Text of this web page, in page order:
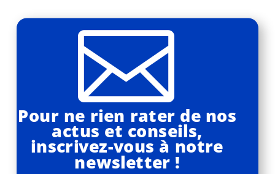

Pour ne rien rater de nos
actus et conseils,
inscrivez-vous à notre
newsletter !